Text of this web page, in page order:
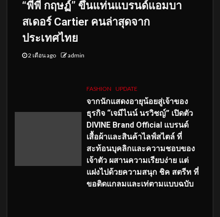
“พีพี กฤษฏ์” ขึ้นแท่นแบรนด์แอมบา
สเดอร์ Cartier คนล่าสุดจาก
ประเทศไทย
2 เดือน ago admin
FASHION UPDATE
จากนักแสดงอายุน้อยสู่เจ้าของ
ธุรกิจ “เจมีไนน์ นรวิชญ์” เปิดตัว
DIVINE Brand Official แบรนด์
เสื้อผ้าและสินค้าไลฟ์สไตล์ ที่
สะท้อนบุคลิกและความชอบของ
เจ้าตัว ผสานความเรียบง่าย แต่
แฝงไปด้วยความสนุก ชิค สตรีท ที่
ขอติดแกลมและเท่ตามแบบฉบับ